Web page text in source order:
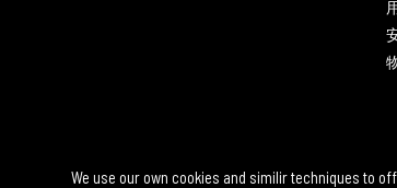
We use our own cookies and similir techniques to